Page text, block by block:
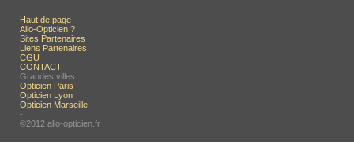
Haut de page
Allo-Opticien ?
Sites Partenaires
Liens Partenaires
CGU
CONTACT
Grandes villes :
Opticien Paris
Opticien Lyon
Opticien Marseille
-
©2012 allo-opticien.fr